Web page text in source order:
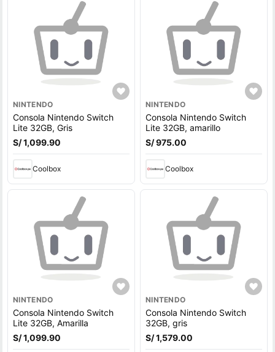
NINTENDO
Consola Nintendo Switch
Lite 32GB, Gris
S/ 1,099.90
Coolbox
NINTENDO
Consola Nintendo Switch
Lite 32GB, amarillo
S/ 975.00
Coolbox
NINTENDO
Consola Nintendo Switch
Lite 32GB, Amarilla
S/ 1,099.90
NINTENDO
Consola Nintendo Switch
32GB, gris
S/ 1,579.00